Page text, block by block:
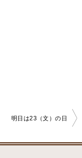
明日は23（文）の日